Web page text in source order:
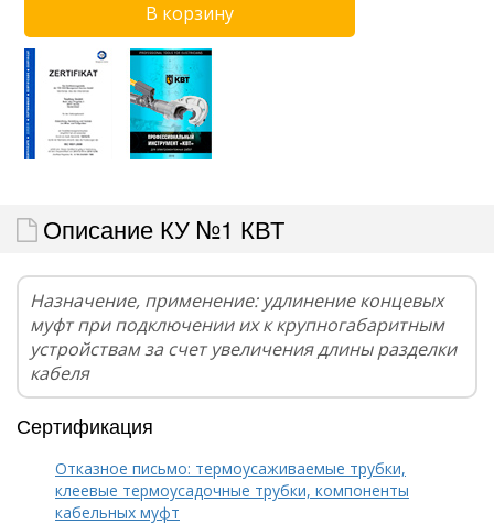
Описание КУ №1 КВТ
Назначение, применение: удлинение концевых
муфт при подключении их к крупногабаритным
устройствам за счет увеличения длины разделки
кабеля
Сертификация
Отказное письмо: термоусаживаемые трубки,
клеевые термоусадочные трубки, компоненты
кабельных муфт